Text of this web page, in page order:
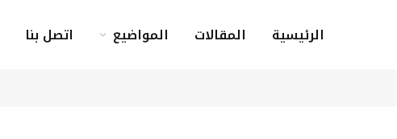
الرئيسية المقالات المواضيع اتصل بنا